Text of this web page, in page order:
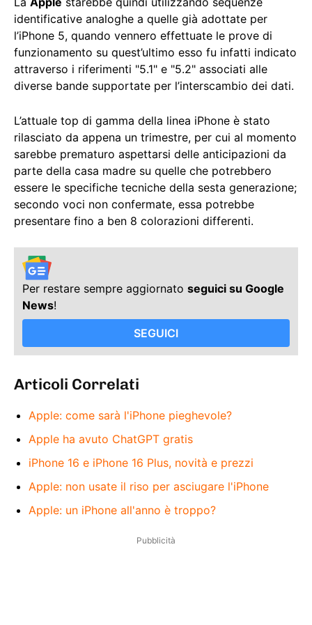
identificative analoghe a quelle già adottate per
l’iPhone 5, quando vennero effettuate le prove di
funzionamento su quest’ultimo esso fu infatti indicato
attraverso i riferimenti "5.1" e "5.2" associati alle
diverse bande supportate per l’interscambio dei dati.
L’attuale top di gamma della linea iPhone è stato
rilasciato da appena un trimestre, per cui al momento
sarebbe prematuro aspettarsi delle anticipazioni da
parte della casa madre su quelle che potrebbero
essere le specifiche tecniche della sesta generazione;
secondo voci non confermate, essa potrebbe
presentare fino a ben 8 colorazioni differenti.
Per restare sempre aggiornato seguici su Google
News!
SEGUICI
Articoli Correlati
Apple: come sarà l'iPhone pieghevole?
Apple ha avuto ChatGPT gratis
iPhone 16 e iPhone 16 Plus, novità e prezzi
Apple: non usate il riso per asciugare l'iPhone
Apple: un iPhone all'anno è troppo?
Pubblicità